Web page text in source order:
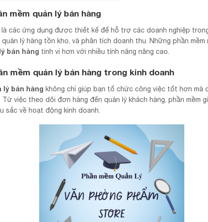
mềm quản lý bán hàng
là các ứng dụng được thiết kế để hỗ trợ các doanh nghiệp
lý hàng tồn kho, và phân tích doanh thu. Những phần mềm
bán hàng tinh vi hơn với nhiều tính năng nâng cao.
mềm quản lý bán hàng trong kinh doanh
lý bán hàng không chỉ giúp bạn tổ chức công việc tốt hơn mà
việc theo dõi đơn hàng đến quản lý khách hàng, phần mềm
sắc về hoạt động kinh doanh.